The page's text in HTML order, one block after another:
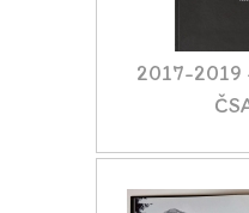
2017-2019